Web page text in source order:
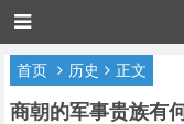
首页 历史 正文
商朝的军事贵族有